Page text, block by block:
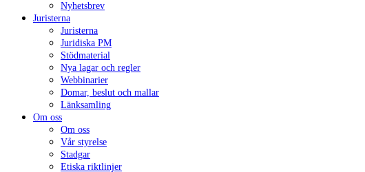
Nyhetsbrev
Juristerna
Juristerna
Juridiska PM
Stödmaterial
Nya lagar och regler
Webbinarier
Domar, beslut och mallar
Länksamling
Om oss
Om oss
Vår styrelse
Stadgar
Etiska riktlinjer